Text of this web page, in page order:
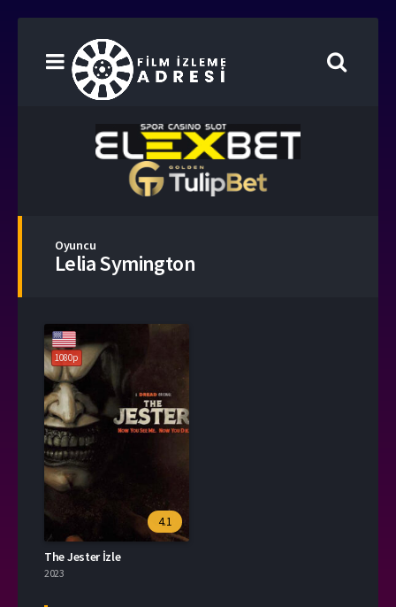
Oyuncu
Lelia Symington
1080p
4.1
The Jester İzle
2023